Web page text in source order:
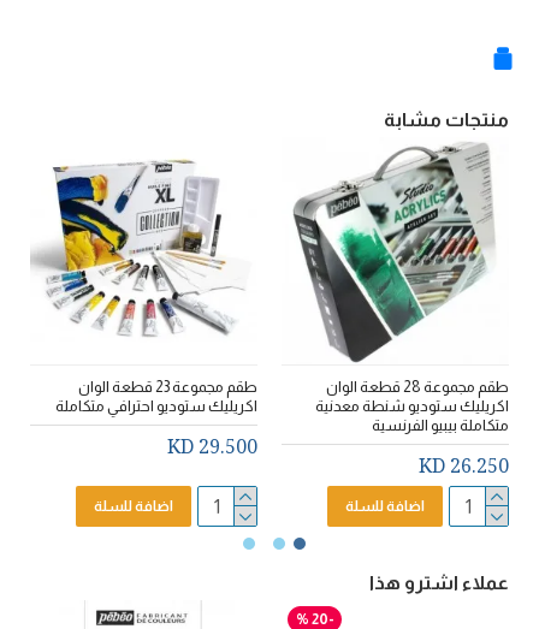
منتجات مشابة
طقم مجموعة 28 قطعة الوان
اكريليك ستوديو شنطة معدنية
متكاملة بيبيو الفرنسية
26.250 KD
اضافة للسلة
طقم مجموعة 23 قطعة الوان
اكريليك ستوديو احترافي متكاملة
29.500 KD
اضافة للسلة
عملاء اشترو هذا
-20 %